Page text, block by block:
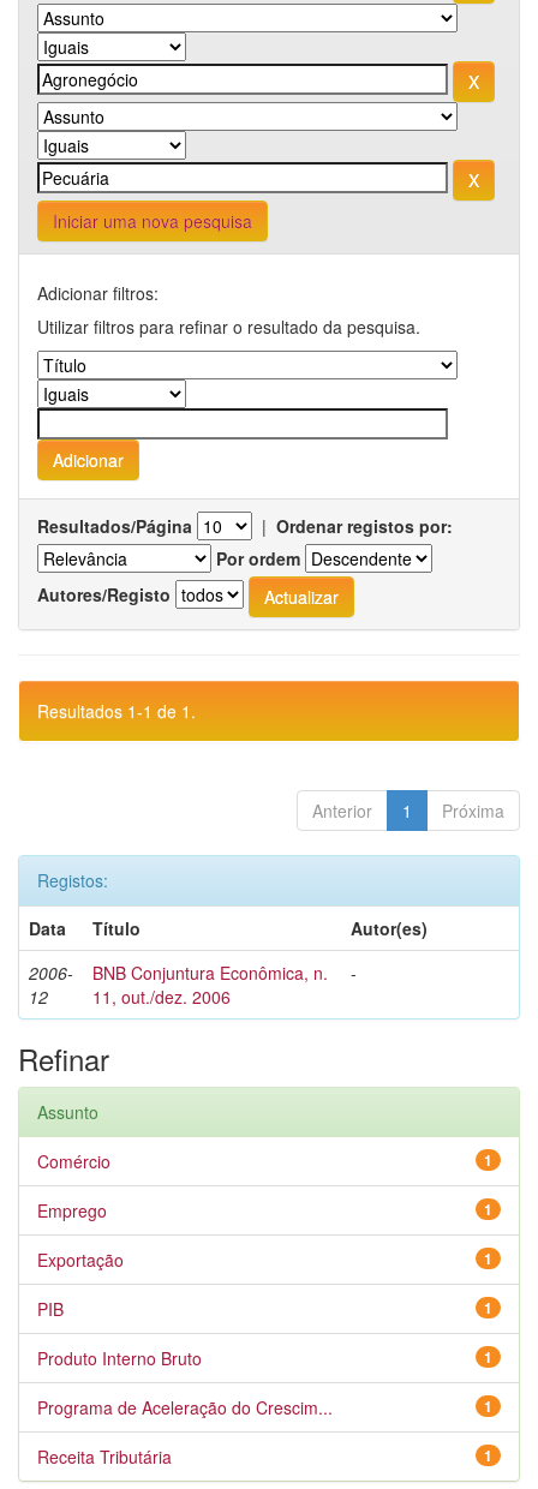
Iniciar uma nova pesquisa
Adicionar filtros:
Utilizar filtros para refinar o resultado da pesquisa.
Resultados/Página | Ordenar registos por:
Por ordem
Autores/Registo
Resultados 1-1 de 1.
Anterior 1 Próxima
Registos:
Data
Título
Autor(es)
2006-
12
BNB Conjuntura Econômica, n.
11, out./dez. 2006
-
Refinar
Assunto
1
Comércio
1
Emprego
1
Exportação
1
PIB
1
Produto Interno Bruto
1
Programa de Aceleração do Crescim...
1
Receita Tributária